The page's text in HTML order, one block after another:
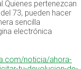
pertenezcan
73, pueden hacer
sencilla
electrónica
noticia/ahora-